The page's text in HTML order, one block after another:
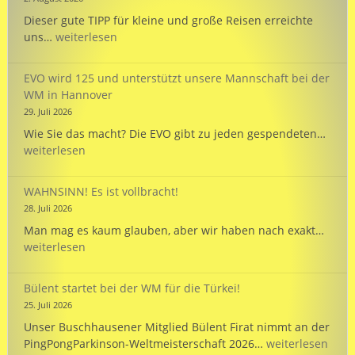
Dieser gute TIPP für kleine und große Reisen erreichte
uns… TIPP:
dem
PARKINSON’S
Passport
weiterlesen
EVO wird 125 und unterstützt unsere Mannschaft bei der
WM in Hannover
29. Juli 2026
Wie Sie das macht? Die EVO gibt zu jeden gespendeten…
weiterlesen
WAHNSINN! Es ist vollbracht!
28. Juli 2026
Man mag es kaum glauben, aber wir haben nach exakt…
weiterlesen
Bülent startet bei der WM für die Türkei!
25. Juli 2026
Unser Buschhausener Mitglied Bülent Firat nimmt an der
PingPongParkinson-Weltmeisterschaft 2026… Bülent
weiterlesen